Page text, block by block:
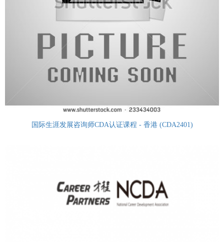
国际生涯发展咨询师CDA认证课程 - 香港 (CDA2401)